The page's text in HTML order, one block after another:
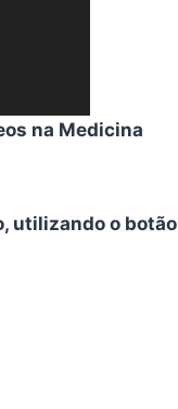
na Medicina
utilizando o botão